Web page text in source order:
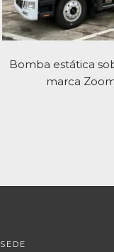
Bomba estática
marca
SEDE